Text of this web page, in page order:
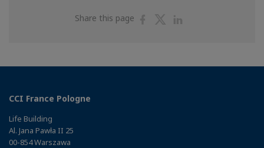
Share this page
ShareShare
CCI France Pologne
Life Building
Al. Jana Pawła II 25
00-854 Warszawa